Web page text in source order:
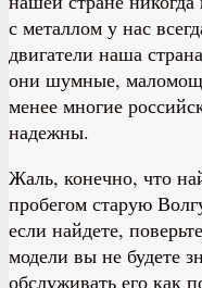
с металлом у нас
двигатели наша
они шумные,
менее многие
надежны.
Жаль, конечно, что
пробегом старую
если найдете,
модели вы не будете
обслуживать его как